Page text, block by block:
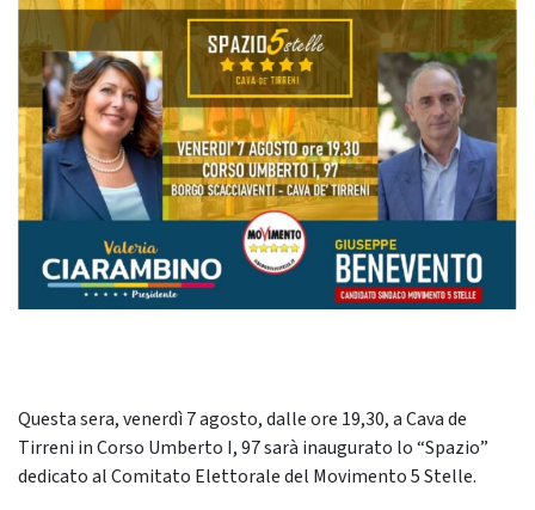
Questa sera, venerdì 7 agosto, dalle ore 19,30, a Cava de
Tirreni in Corso Umberto I, 97 sarà inaugurato lo “Spazio”
dedicato al Comitato Elettorale del Movimento 5 Stelle.